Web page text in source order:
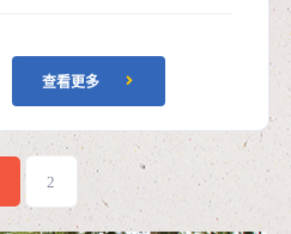
查看更多
2